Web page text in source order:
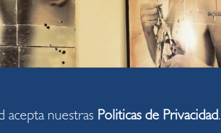
acepta nuestras Politicas de Privacidad.